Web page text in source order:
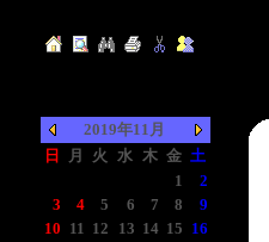
2019年11月
日
月 火 水 木 金 土
1
2
3
4 5 6 7 8
9
10 11 12 13 14 15 16